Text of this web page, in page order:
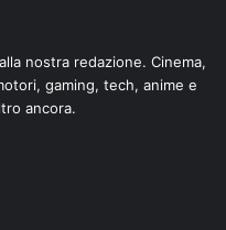
nostra redazione. Cinema,
gaming, tech, anime e
ancora.